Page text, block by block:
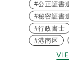
公正証書
秘密証書
行政書士
港南区